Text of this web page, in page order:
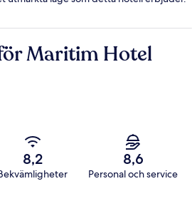
Maritim Hotel
8,2 8,6
Personal och service